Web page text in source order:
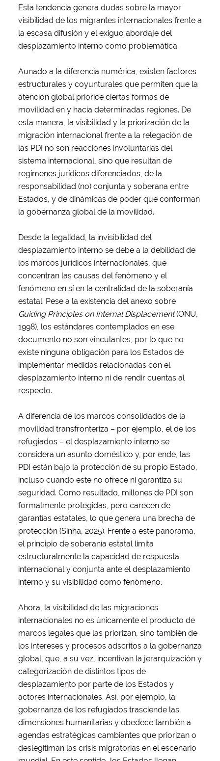
Esta tendencia genera dudas sobre la mayor
visibilidad de los migrantes internacionales frente a
la escasa difusión y el exiguo abordaje del
desplazamiento interno como problemática.
Aunado a la diferencia numérica, existen factores
estructurales y coyunturales que permiten que la
atención global priorice ciertas formas de
movilidad en y hacia determinadas regiones. De
esta manera, la visibilidad y la priorización de la
migración internacional frente a la relegación de
las PDI no son reacciones involuntarias del
sistema internacional, sino que resultan de
regímenes jurídicos diferenciados, de la
responsabilidad (no) conjunta y soberana entre
Estados, y de dinámicas de poder que conforman
la gobernanza global de la movilidad.
Desde la legalidad, la invisibilidad del
desplazamiento interno se debe a la debilidad de
los marcos jurídicos internacionales, que
concentran las causas del fenómeno y el
fenómeno en sí en la centralidad de la soberanía
estatal. Pese a la existencia del anexo sobre
Guiding Principles on Internal Displacement(ONU,
1998), los estándares contemplados en ese
documento no son vinculantes, por lo que no
existe ninguna obligación para los Estados de
implementar medidas relacionadas con el
desplazamiento interno ni de rendir cuentas al
respecto.
A diferencia de los marcos consolidados de la
movilidad transfronteriza – por ejemplo, el de los
refugiados – el desplazamiento interno se
considera un asunto doméstico y, por ende, las
PDI están bajo la protección de su propio Estado,
incluso cuando este no ofrece ni garantiza su
seguridad. Como resultado, millones de PDI son
formalmente protegidas, pero carecen de
garantías estatales, lo que genera una brecha de
protección (Sinha, 2025). Frente a este panorama,
el principio de soberanía estatal limita
estructuralmente la capacidad de respuesta
internacional y conjunta ante el desplazamiento
interno y su visibilidad como fenómeno.
Ahora, la visibilidad de las migraciones
internacionales no es únicamente el producto de
marcos legales que las priorizan, sino también de
los intereses y procesos adscritos a la gobernanza
global, que, a su vez, incentivan la jerarquización y
categorización de distintos tipos de
desplazamiento por parte de los Estados y
actores internacionales. Así, por ejemplo, la
gobernanza de los refugiados trasciende las
dimensiones humanitarias y obedece también a
agendas estratégicas cambiantes que priorizan o
deslegitiman las crisis migratorias en el escenario